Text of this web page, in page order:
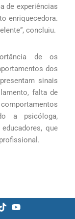
de experiências
enriquecedora.
concluiu.
de os
dos
sinais
falta de
a psicóloga,
que